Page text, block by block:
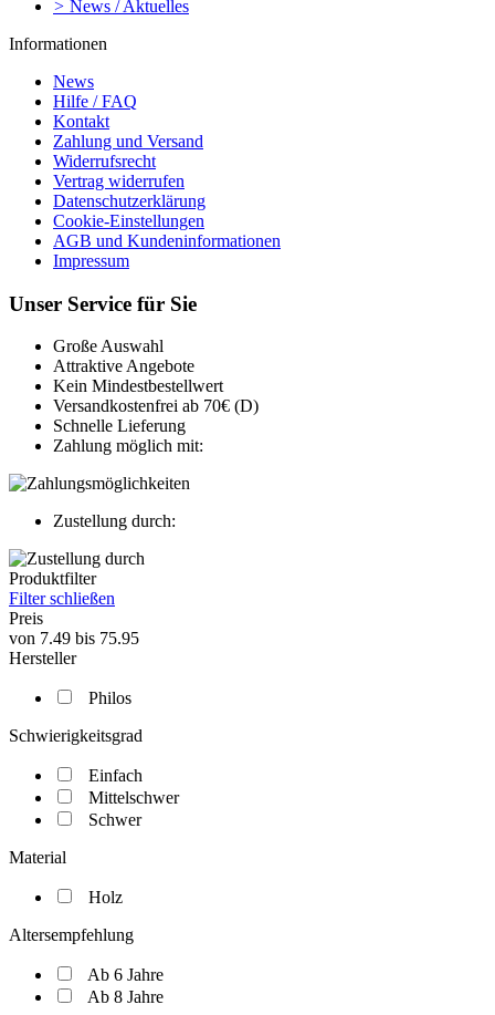
> News / Aktuelles
Informationen
News
Hilfe / FAQ
Kontakt
Zahlung und Versand
Widerrufsrecht
Vertrag widerrufen
Datenschutzerklärung
Cookie-Einstellungen
AGB und Kundeninformationen
Impressum
Unser Service für Sie
Große Auswahl
Attraktive Angebote
Kein Mindestbestellwert
Versandkostenfrei ab 70€ (D)
Schnelle Lieferung
Zahlung möglich mit:
Zustellung durch:
Produktfilter
Filter schließen
Preis
von 7.49 bis 75.95
Hersteller
Philos
Schwierigkeitsgrad
Einfach
Mittelschwer
Schwer
Material
Holz
Altersempfehlung
Ab 6 Jahre
Ab 8 Jahre